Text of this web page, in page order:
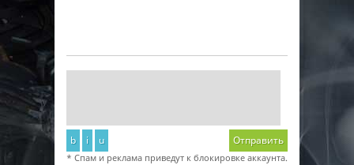
b i u Отправить
* Спам и реклама приведут к блокировке аккаунта.